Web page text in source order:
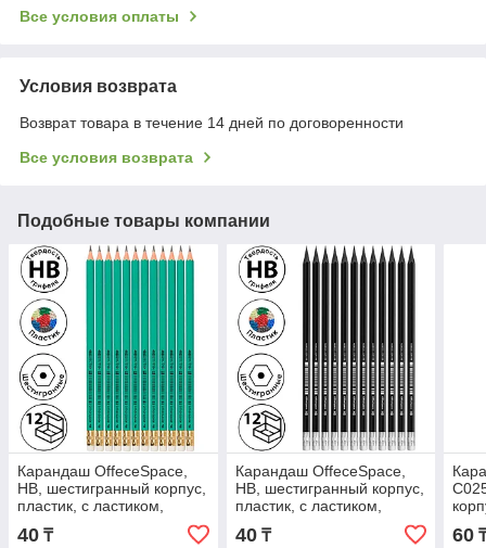
Все условия оплаты
Условия возврата
Возврат товара в течение 14 дней по договоренности
Все условия возврата
Подобные товары компании
Карандаш OffeceSpace,
НВ, шестигранный корпус,
пластик, с ластиком,
зеленый
40 ₸
Карандаш OffeceSpace,
НВ, шестигранный корпус,
пластик, с ластиком,
черный
40₸ 60